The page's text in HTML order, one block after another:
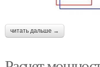
читать дальше →